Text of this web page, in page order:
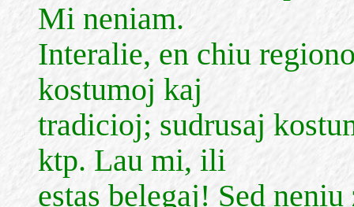
Mi neniam.
Interalie, en chiu
kostumoj kaj
tradicioj; sudrusaj
ktp. Lau mi, ili
estas belegaj! Sed